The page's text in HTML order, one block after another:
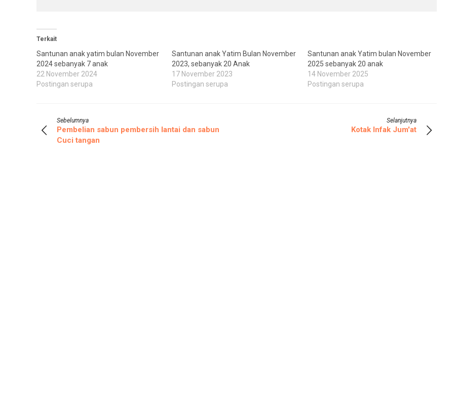
Terkait
Santunan anak yatim bulan November
2024 sebanyak 7 anak
22 November 2024
Postingan serupa
Santunan anak Yatim Bulan November
2023, sebanyak 20 Anak
17 November 2023
Postingan serupa
Santunan anak Yatim bulan November
2025 sebanyak 20 anak
14 November 2025
Postingan serupa
Sebelumnya
Pembelian sabun pembersih lantai dan sabun
Cuci tangan
Selanjutnya
Kotak Infak Jum'at